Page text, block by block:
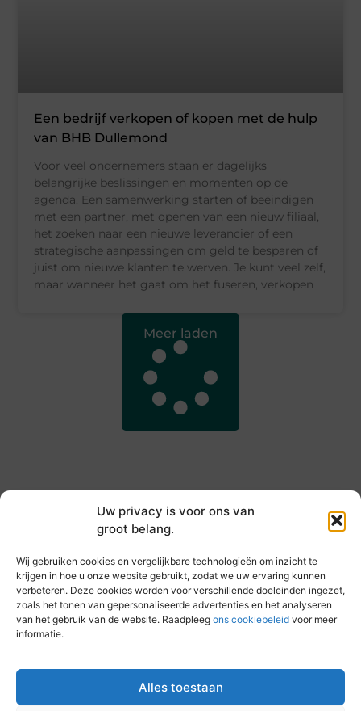
Uw privacy is voor ons van
groot belang.
Wij gebruiken cookies en vergelijkbare technologieën om inzicht te
krijgen in hoe u onze website gebruikt, zodat we uw ervaring kunnen
verbeteren. Deze cookies worden voor verschillende doeleinden ingezet,
zoals het tonen van gepersonaliseerde advertenties en het analyseren
van het gebruik van de website. Raadpleeg ons cookiebeleid voor meer
informatie.
Alles toestaan
Een bedrijf verkopen of kopen met de hulp
van BHB Dullemond
Voor veel ondernemers staan er dagelijks
belangrijke beslissingen en momenten op de
agenda. Een samenwerking starten of beëindigen
met een partner, met openen van een nieuw filiaal,
het zoeken naar een nieuwe leverancier of een
strategische aanpassingen om geld te besparen of
juist om nieuwe klanten te werven. Je kunt veel zelf,
maar wanneer het gaat om het fuseren, verkopen
Meer laden
Elke dag iets nieuws op vandebeckenkamp.nl